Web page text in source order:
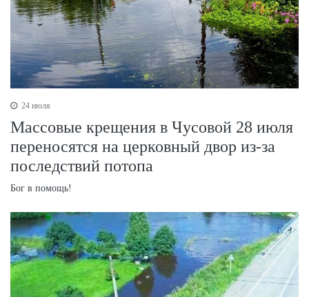
24 июля
Массовые крещения в Чусовой 28 июля
переносятся на церковный двор из-за
последствий потопа
Бог в помощь!